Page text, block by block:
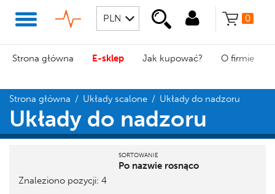
0
Strona główna E-sklep Jak kupować? O firmie
Strona główna / Układy scalone / Układy do nadzoru
Układy do nadzoru
SORTOWANIE
Po nazwie rosnąco
Znaleziono pozycji: 4